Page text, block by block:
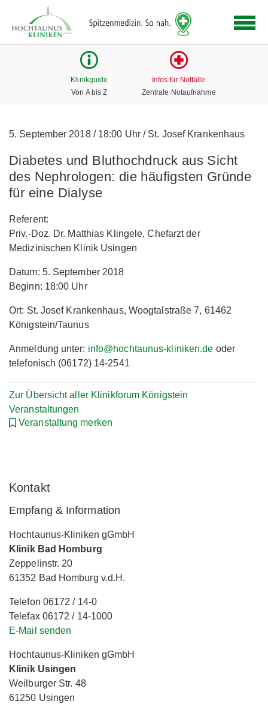
Link
zur
Klinikguide
Von A bis Z
Infos für Notfälle
Zentrale Notaufnahme
5. September 2018 /18:00 Uhr/St. Josef Krankenhaus
Diabetes und Bluthochdruck aus Sicht
des Nephrologen: die häufigsten Gründe
für eine Dialyse
Referent:
Priv.-Doz. Dr. Matthias Klingele, Chefarzt der
Medizinischen Klinik Usingen
Datum: 5. September 2018
Beginn: 18:00 Uhr
Ort: St. Josef Krankenhaus, Woogtalstraße 7, 61462
Königstein/Taunus
Anmeldung unter: info@hochtaunus-kliniken.de oder
telefonisch (06172) 14-2541
Zur Übersicht aller Klinikforum Königstein
Veranstaltungen
Veranstaltung merken
Kontakt
Empfang & Information
Hochtaunus-Kliniken gGmbH
Klinik Bad Homburg
Zeppelinstr. 20
61352 Bad Homburg v.d.H.
Telefon 06172 / 14-0
Telefax 06172 / 14-1000
E-Mail senden
Hochtaunus-Kliniken gGmbH
Klinik Usingen
Weilburger Str. 48
61250 Usingen